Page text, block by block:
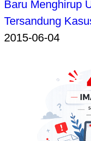
Baru Menghirup
Tersandung
2015-06-04